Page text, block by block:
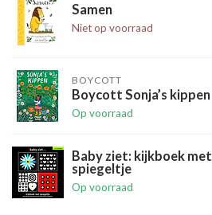
Samen
Niet op voorraad
BOYCOTT
Boycott Sonja’s kippen
Op voorraad
Baby ziet: kijkboek met
spiegeltje
Op voorraad